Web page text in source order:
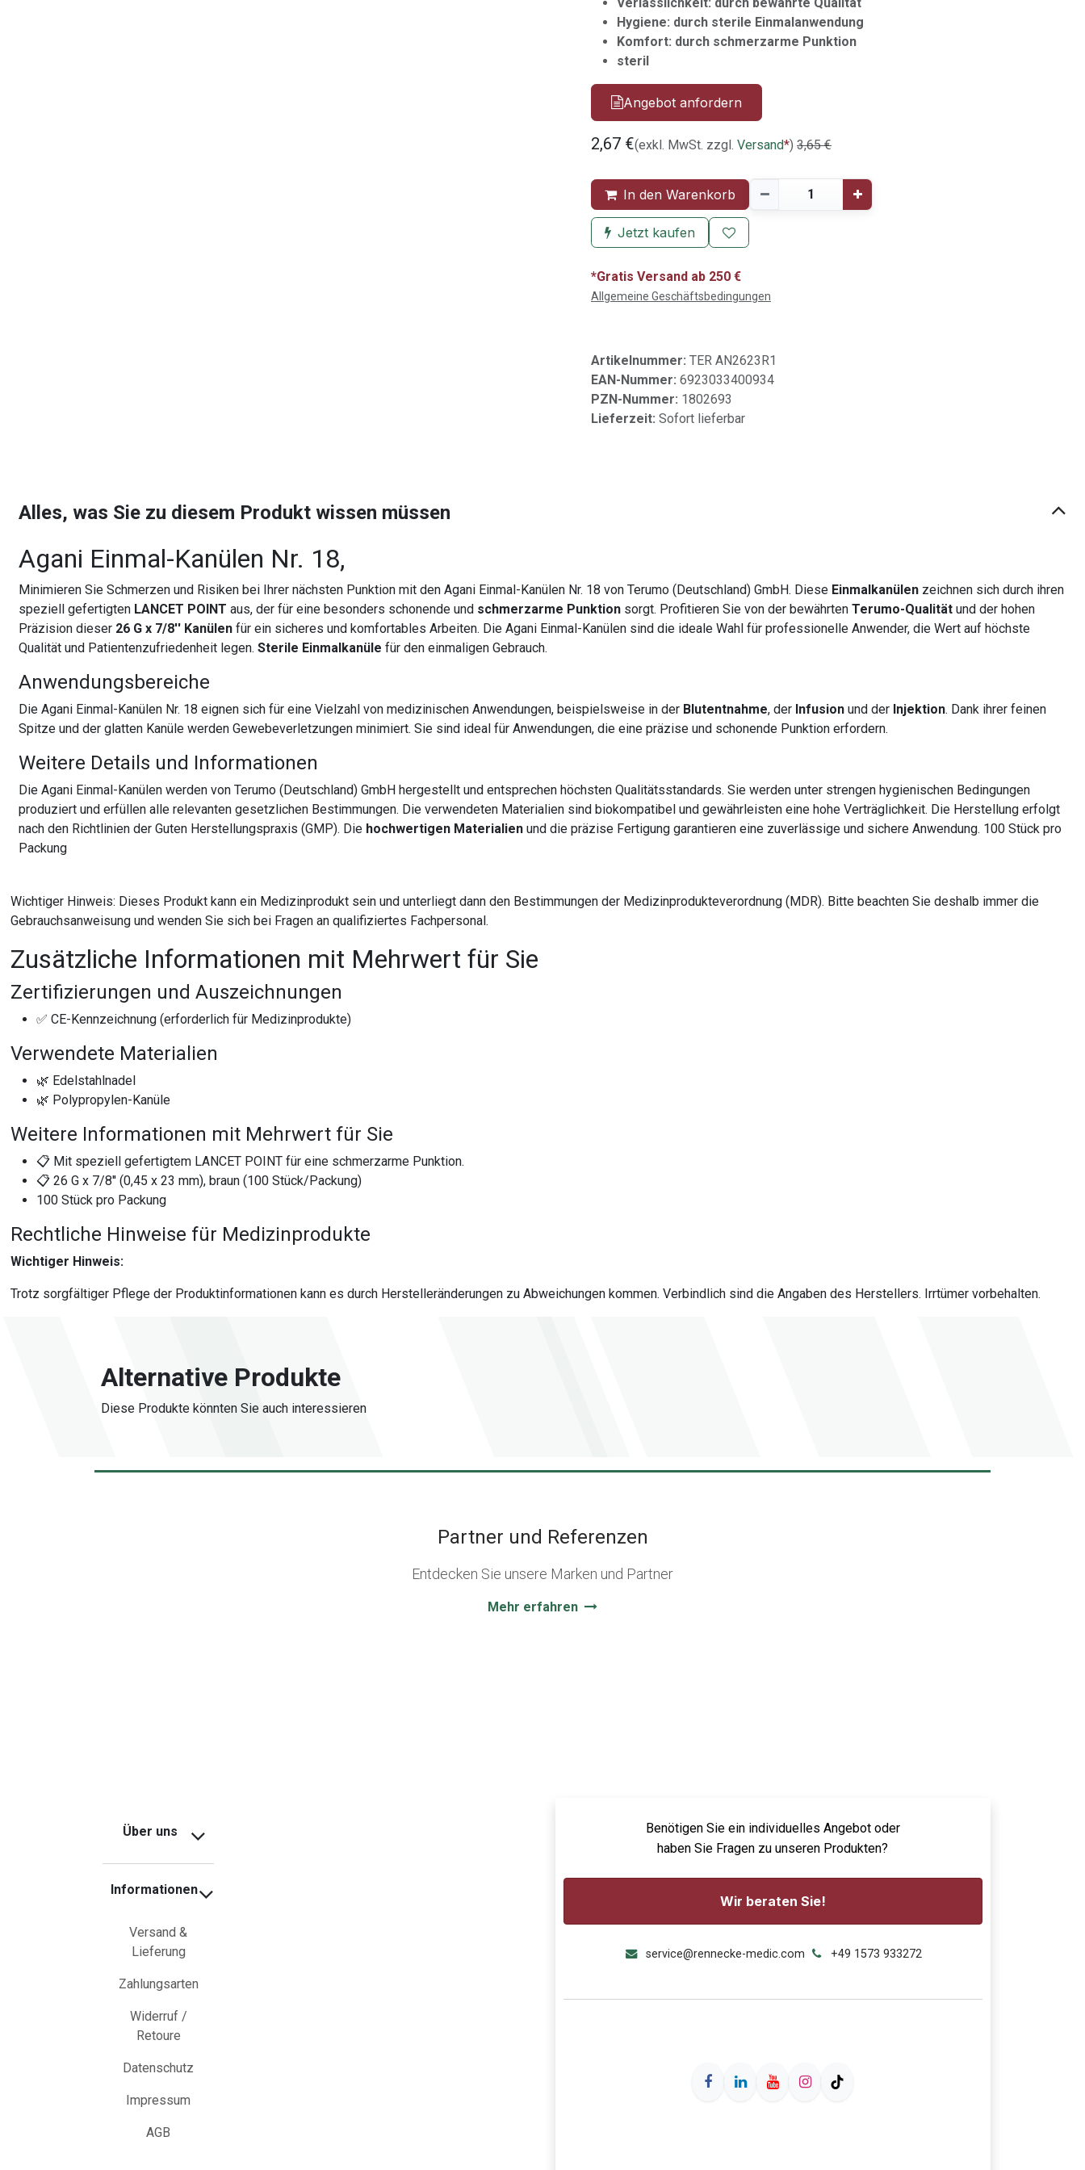
Hygiene: durch sterile Einmalanwendung
Komfort: durch schmerzarme Punktion
steril
Angebot anfordern
2,67 €(exkl. MwSt. zzgl. Versand*) 3,65€
In den Warenkorb
Jetzt kaufen
*Gratis Versand ab 250 €
Allgemeine Geschäftsbedingungen
Artikelnummer: TER AN2623R1
EAN-Nummer: 6923033400934
PZN-Nummer: 1802693
Lieferzeit: Sofort lieferbar
Alles, was Sie zu diesem Produkt wissen müssen
Agani Einmal-Kanülen Nr. 18,
Minimieren Sie Schmerzen und Risiken bei Ihrer nächsten Punktion mit den Agani Einmal-Kanülen Nr. 18 von Terumo (Deutschland) GmbH. Diese Einmalkanülen zeichnen sich durch ihren
speziell gefertigten LANCET POINT aus, der für eine besonders schonende und schmerzarme Punktion sorgt. Profitieren Sie von der bewährtenTerumo-Qualität und der hohen
Präzision dieser 26 G x 7/8'' Kanülen für ein sicheres und komfortables Arbeiten. Die Agani Einmal-Kanülen sind die ideale Wahl für professionelle Anwender, die Wert auf höchste
Qualität und Patientenzufriedenheit legen.Sterile Einmalkanüle für den einmaligen Gebrauch.
Anwendungsbereiche
Die Agani Einmal-Kanülen Nr. 18 eignen sich für eine Vielzahl von medizinischen Anwendungen, beispielsweise in der Blutentnahme, der Infusion und der Injektion. Dank ihrer feinen
Spitze und der glatten Kanüle werden Gewebeverletzungen minimiert. Sie sind ideal für Anwendungen, die eine präzise und schonende Punktion erfordern.
Weitere Details und Informationen
Die Agani Einmal-Kanülen werden von Terumo (Deutschland) GmbH hergestellt und entsprechen höchsten Qualitätsstandards. Sie werden unter strengen hygienischen Bedingungen
produziert und erfüllen alle relevanten gesetzlichen Bestimmungen. Die verwendeten Materialien sind biokompatibel und gewährleisten eine hohe Verträglichkeit. Die Herstellung erfolgt
nach den Richtlinien der Guten Herstellungspraxis (GMP). Die hochwertigen Materialien und die präzise Fertigung garantieren eine zuverlässige und sichere Anwendung. 100 Stück pro
Packung
Wichtiger Hinweis: Dieses Produkt kann ein Medizinprodukt sein und unterliegt dann den Bestimmungen der Medizinprodukteverordnung (MDR). Bitte beachten Sie deshalb immer die
Gebrauchsanweisung und wenden Sie sich bei Fragen an qualifiziertes Fachpersonal.
Zusätzliche Informationen mit Mehrwert für Sie
Zertifizierungen und Auszeichnungen
✅ CE-Kennzeichnung (erforderlich für Medizinprodukte)
Verwendete Materialien
🌿 Edelstahlnadel
🌿 Polypropylen-Kanüle
Weitere Informationen mit Mehrwert für Sie
📋 Mit speziell gefertigtem LANCET POINT für eine schmerzarme Punktion.
📋 26 G x 7/8'' (0,45 x 23 mm), braun (100 Stück/Packung)
100 Stück pro Packung
Rechtliche Hinweise für Medizinprodukte
Wichtiger Hinweis:
Trotz sorgfältiger Pflege der Produktinformationen kann es durch Herstelleränderungen zu Abweichungen kommen. Verbindlich sind die Angaben des Herstellers. Irrtümer vorbehalten.
Alternative Produkte
Diese Produkte könnten Sie auch interessieren
Partner und Referenzen
Entdecken Sie unsere Marken und Partner
Mehr erfahren
Über uns
Informationen
Versand &
Lieferung
Zahlungsarten
Widerruf /
Retoure
Datenschutz
Impressum
AGB
Benötigen Sie ein individuelles Angebot oder
haben Sie Fragen zu unseren Produkten?
Wir beraten Sie!
service@rennecke-medic.com +49 1573 933272